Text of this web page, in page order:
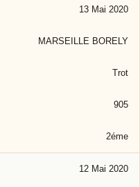
13 Mai 2020
MARSEILLE BORELY
Trot
905
2éme
12 Mai 2020